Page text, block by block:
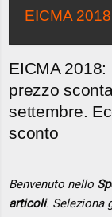
EICMA 2018
EICMA
prezzo
settembre.
sconto
Benvenuto nello
articoli. Seleziona